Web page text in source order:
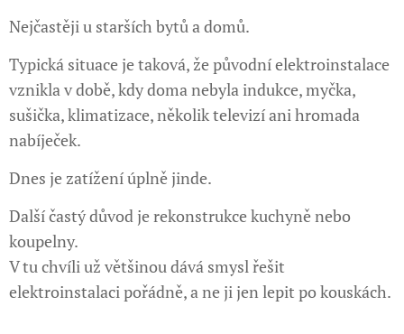
Nejčastěji u starších bytů a domů.
Typická situace je taková, že původní elektroinstalace
vznikla v době, kdy doma nebyla indukce, myčka,
sušička, klimatizace, několik televizí ani hromada
nabíječek.
Dnes je zatížení úplně jinde.
Další častý důvod je rekonstrukce kuchyně nebo
koupelny.
V tu chvíli už většinou dává smysl řešit
elektroinstalaci pořádně, a ne ji jen lepit po kouskách.